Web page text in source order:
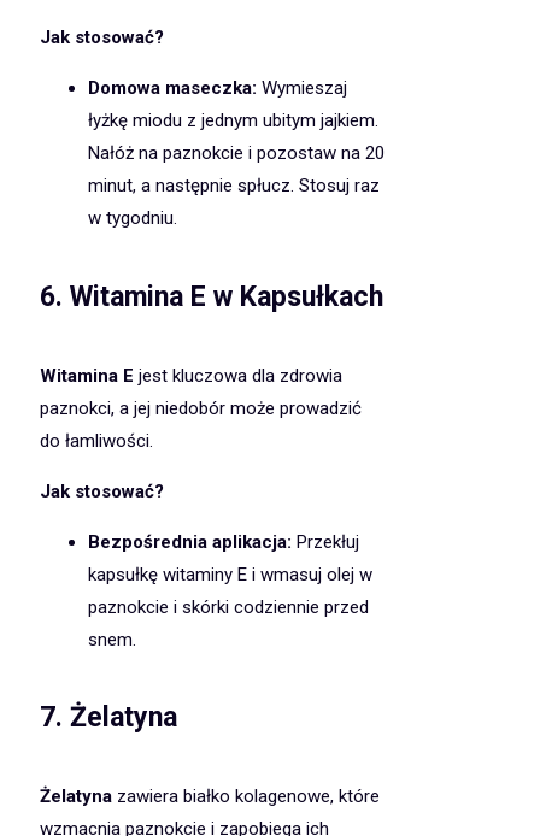
Jak stosować?
Domowa maseczka: Wymieszaj
łyżkę miodu z jednym ubitym jajkiem.
Nałóż na paznokcie i pozostaw na 20
minut, a następnie spłucz. Stosuj raz
w tygodniu.
6. Witamina E w Kapsułkach
Witamina E jest kluczowa dla zdrowia
paznokci, a jej niedobór może prowadzić
do łamliwości.
Jak stosować?
Bezpośrednia aplikacja: Przekłuj
kapsułkę witaminy E i wmasuj olej w
paznokcie i skórki codziennie przed
snem.
7. Żelatyna
Żelatyna zawiera białko kolagenowe, które
wzmacnia paznokcie i zapobiega ich